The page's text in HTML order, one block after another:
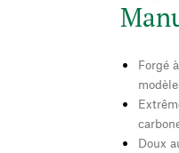
Forgé
Doux